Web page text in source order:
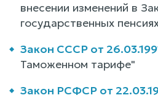
внесении изменений в
государственных
Закон СССР от
Таможенном тарифе"
Закон РСФСР от